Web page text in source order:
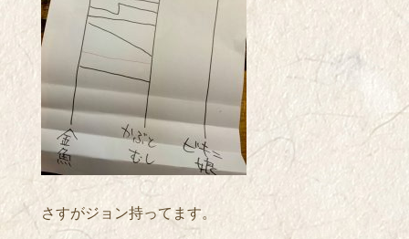
さすがジョン持ってます。